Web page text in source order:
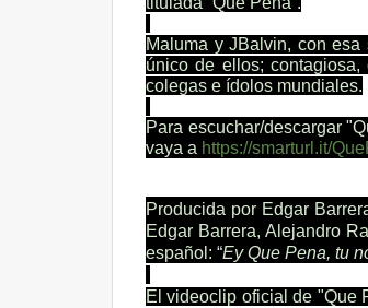
Maluma y JBalvin, con
único de ellos;
colegas e ídolos mundiales.
Para escuchar/descargar
vaya a https://smarturl.it/
Producida por Edgar
Edgar Barrera, Alejandro
español: “Ey Que Pena, tu
El videoclip oficial de "Que